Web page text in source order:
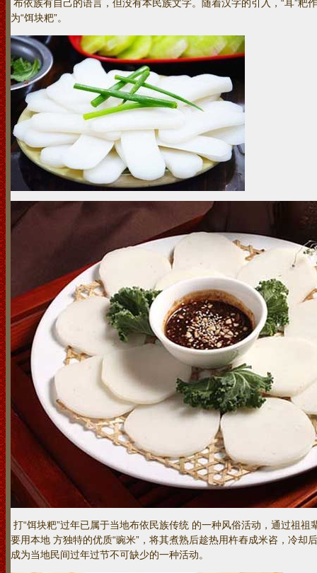
布依族有自己的语言，但没有本民族文字。随着汉字的引入，“耳”
为“饵块粑”。
打“饵块粑”过年已属于当地布依民族传统 的一种风俗活动，通过祖
要用本地 方独特的优质“豌米”，将其煮熟后趁热用杵舂成米咨，冷
成为当地民间过年过节不可缺少的一种活动。